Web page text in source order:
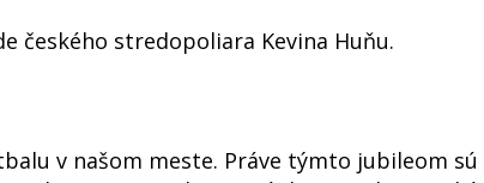
českého stredopoliara Kevina Huňu.
v našom meste. Práve týmto jubileom sú